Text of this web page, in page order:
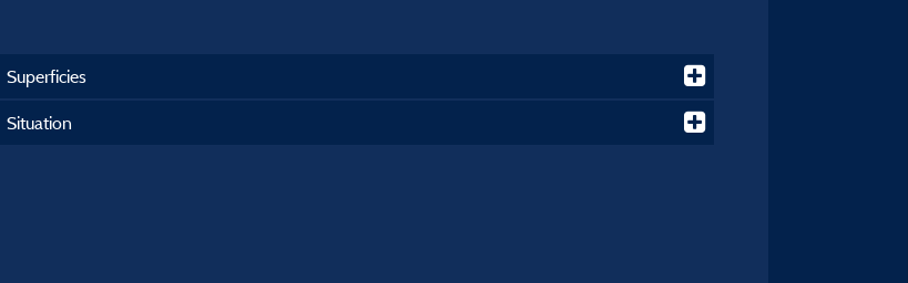
Superficies
Situation